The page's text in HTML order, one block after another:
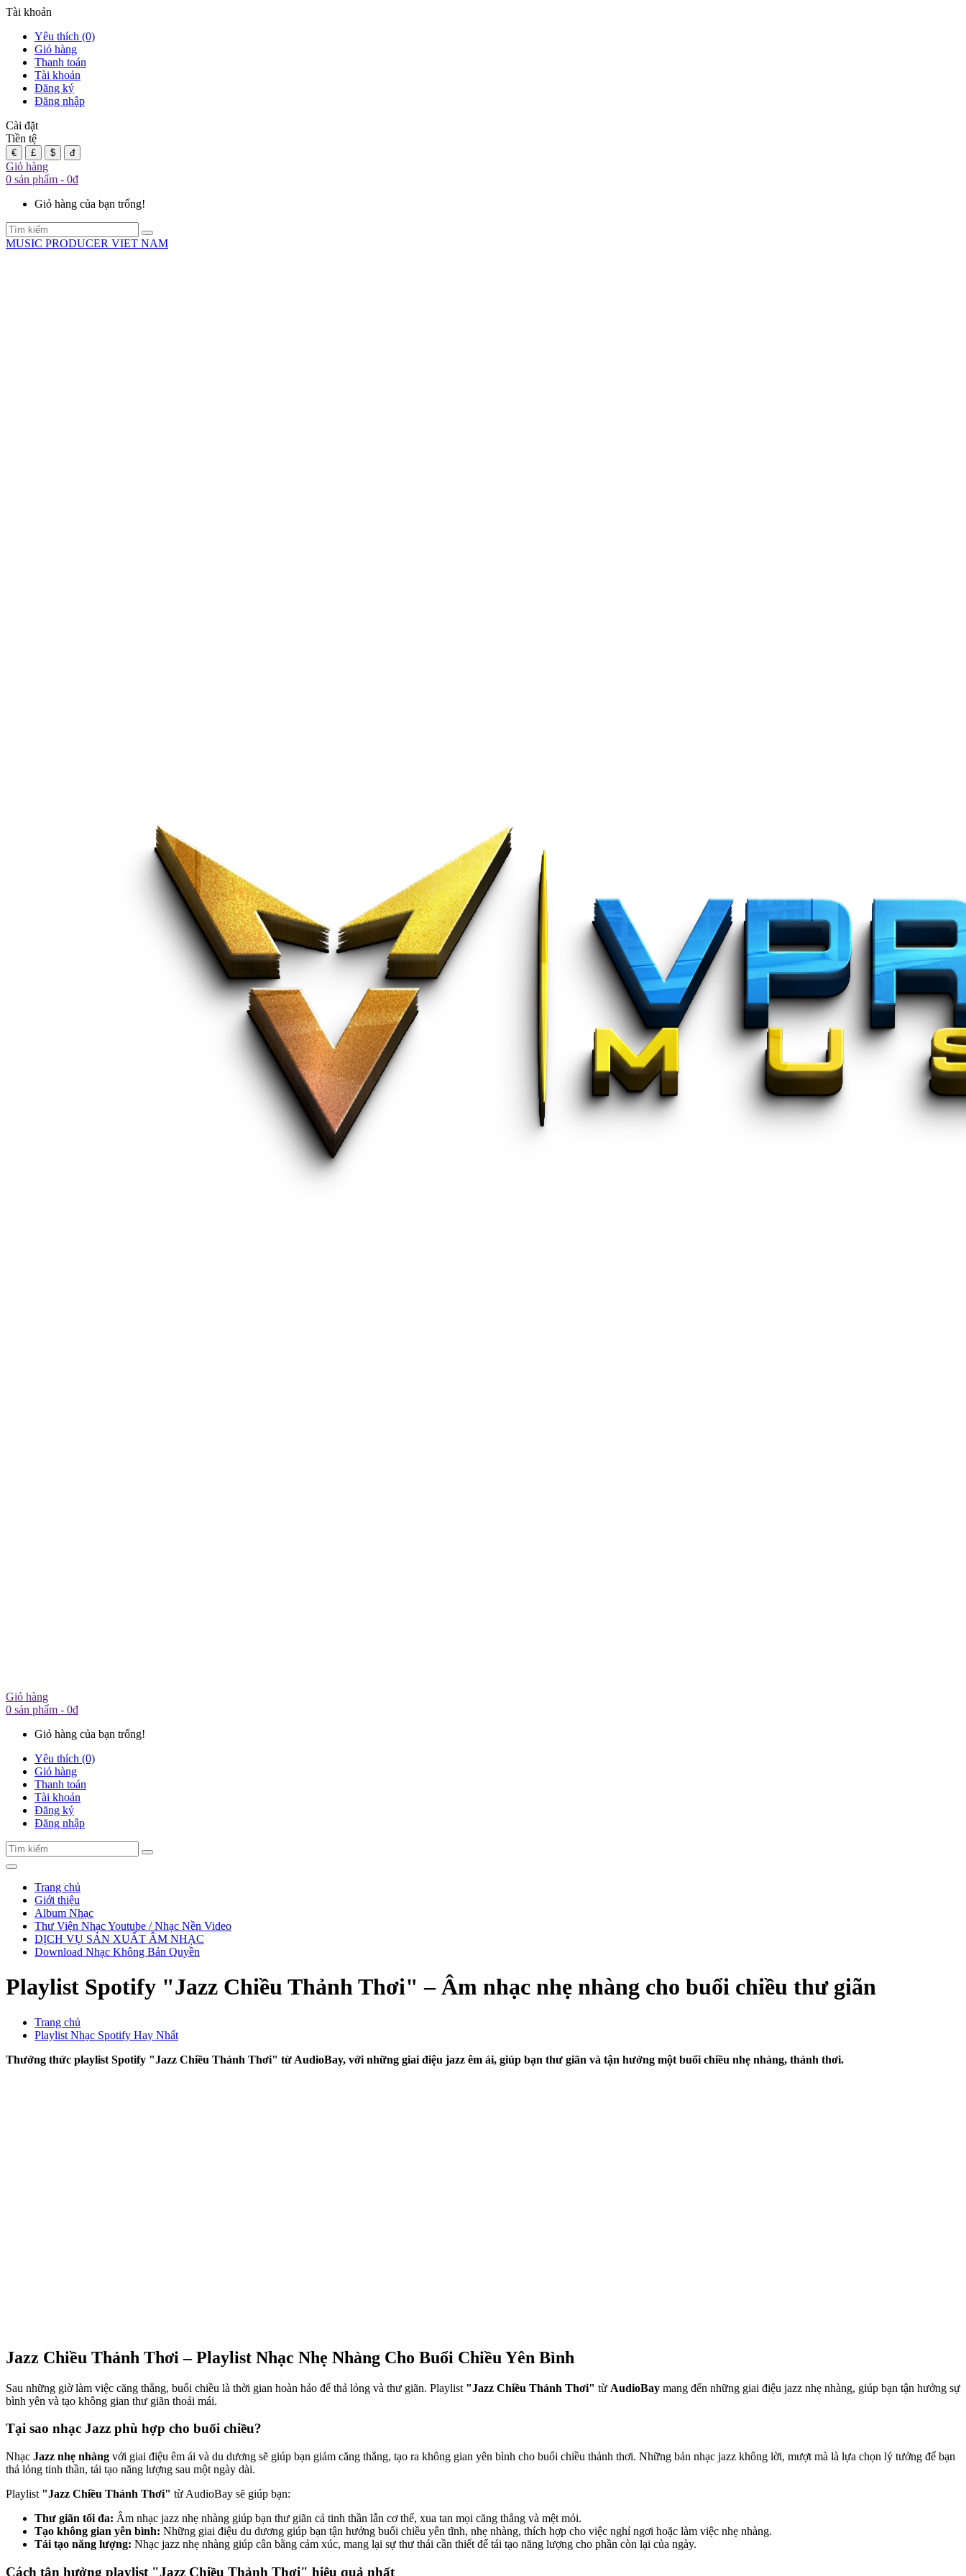
Tài khoản
Yêu thích (0)
Giỏ hàng
Thanh toán
Tài khoản
Đăng ký
Đăng nhập
Cài đặt
Tiền tệ
€ £ $ đ
Giỏ hàng
0 sản phẩm - 0đ
Giỏ hàng của bạn trống!
MUSIC PRODUCER VIET NAM
Giỏ hàng
0 sản phẩm - 0đ
Giỏ hàng của bạn trống!
Yêu thích (0)
Giỏ hàng
Thanh toán
Tài khoản
Đăng ký
Đăng nhập
Trang chủ
Giới thiệu
Album Nhạc
Thư Viện Nhạc Youtube / Nhạc Nền Video
DỊCH VỤ SẢN XUẤT ÂM NHẠC
Download Nhạc Không Bản Quyền
Playlist Spotify "Jazz Chiều Thảnh Thơi" – Âm nhạc nhẹ nhàng cho buổi chiều thư giãn
Trang chủ
Playlist Nhạc Spotify Hay Nhất
Thưởng thức playlist Spotify "Jazz Chiều Thảnh Thơi" từ AudioBay, với những giai điệu jazz êm ái, giúp bạn thư giãn và tận hưởng một buổi chiều nhẹ nhàng, thảnh thơi.
Jazz Chiều Thảnh Thơi – Playlist Nhạc Nhẹ Nhàng Cho Buổi Chiều Yên Bình
Sau những giờ làm việc căng thẳng, buổi chiều là thời gian hoàn hảo để thả lỏng và thư giãn. Playlist "Jazz Chiều Thảnh Thơi" từ AudioBay mang đến những giai điệu jazz nhẹ nhàng, giúp bạn tận hưởng sự
bình yên và tạo không gian thư giãn thoải mái.
Tại sao nhạc Jazz phù hợp cho buổi chiều?
Nhạc Jazz nhẹ nhàng với giai điệu êm ái và du dương sẽ giúp bạn giảm căng thẳng, tạo ra không gian yên bình cho buổi chiều thảnh thơi. Những bản nhạc jazz không lời, mượt mà là lựa chọn lý tưởng để bạn
thả lỏng tinh thần, tái tạo năng lượng sau một ngày dài.
Playlist "Jazz Chiều Thảnh Thơi" từ AudioBay sẽ giúp bạn:
Thư giãn tối đa: Âm nhạc jazz nhẹ nhàng giúp bạn thư giãn cả tinh thần lẫn cơ thể, xua tan mọi căng thẳng và mệt mỏi.
Tạo không gian yên bình: Những giai điệu du dương giúp bạn tận hưởng buổi chiều yên tĩnh, nhẹ nhàng, thích hợp cho việc nghỉ ngơi hoặc làm việc nhẹ nhàng.
Tái tạo năng lượng: Nhạc jazz nhẹ nhàng giúp cân bằng cảm xúc, mang lại sự thư thái cần thiết để tái tạo năng lượng cho phần còn lại của ngày.
Cách tận hưởng playlist "Jazz Chiều Thảnh Thơi" hiệu quả nhất